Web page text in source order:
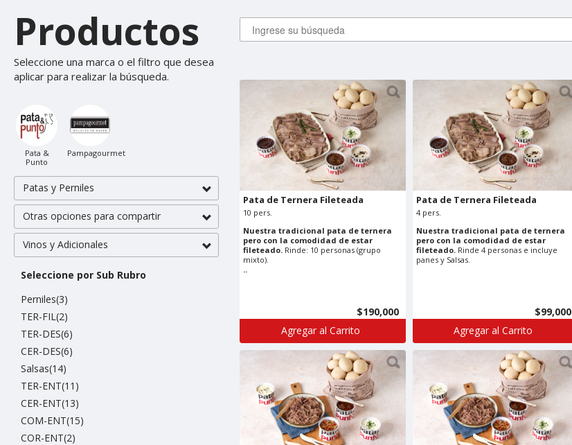
Productos
Seleccione una marca o el filtro que desea
aplicar para realizar la búsqueda.
Pata &
Punto
Pampagourmet
Patas y Perniles
Otras opciones para compartir
Vinos y Adicionales
Seleccione por Sub Rubro
Perniles(3)
TER-FIL(2)
TER-DES(6)
CER-DES(6)
Salsas(14)
TER-ENT(11)
CER-ENT(13)
COM-ENT(15)
COR-ENT(2)
Pata de Ternera Fileteada
10 pers.
Nuestra tradicional pata de ternera
pero con la comodidad de estar
fileteado. Rinde: 10 personas (grupo
mixto).
..
$190,000
Agregar al Carrito
Pata de Ternera Fileteada
4 pers.
Nuestra tradicional pata de ternera
pero con la comodidad de estar
fileteado. Rinde 4 personas e incluye
panes y Salsas.
$99,000
Agregar al Carrito